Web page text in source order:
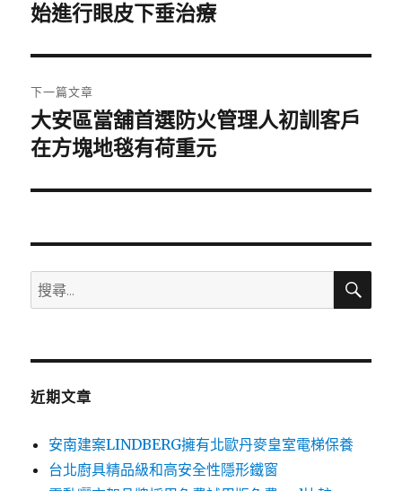
導
覽
一
文
章:
始進行眼皮下垂治療
下一篇文章
下
一
文
大安區當舖首選防火管理人初訓客戶
在方塊地毯有荷重元
搜
尋
鍵
搜
近期文章
安南建案LINDBERG擁有北歐丹麥皇室電梯保養
台北廚具精品級和高安全性隱形鐵窗